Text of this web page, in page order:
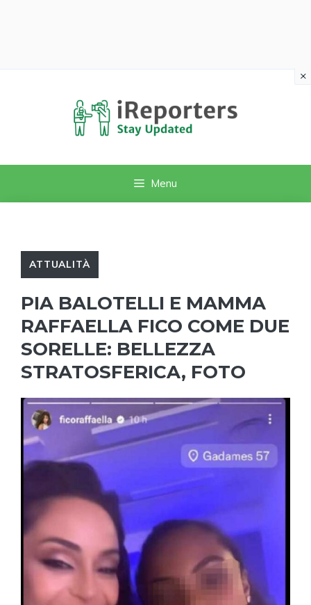
Menu
ATTUALITÀ
PIA BALOTELLI E MAMMA
RAFFAELLA FICO COME DUE
SORELLE: BELLEZZA
STRATOSFERICA, FOTO
×